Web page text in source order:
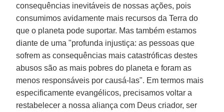
consequências inevitáveis de nossas ações, pois
consumimos avidamente mais recursos da Terra do
que o planeta pode suportar. Mas também estamos
diante de uma "profunda injustiça: as pessoas que
sofrem as consequências mais catastróficas destes
abusos são as mais pobres do planeta e foram as
menos responsáveis por causá-las". Em termos mais
especificamente evangélicos, precisamos voltar a
restabelecer a nossa aliança com Deus criador, ser